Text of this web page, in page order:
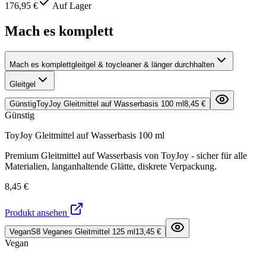
176,95 € Auf Lager
Mach es komplett
Mach es komplettgleitgel & toycleaner & länger durchhalten
Gleitgel
GünstigToyJoy Gleitmittel auf Wasserbasis 100 ml 8,45 €
Günstig
ToyJoy Gleitmittel auf Wasserbasis 100 ml
Premium Gleitmittel auf Wasserbasis von ToyJoy - sicher für alle
Materialien, langanhaltende Glätte, diskrete Verpackung.
8,45 €
Produkt ansehen
VeganS8 Veganes Gleitmittel 125 ml 13,45 €
Vegan